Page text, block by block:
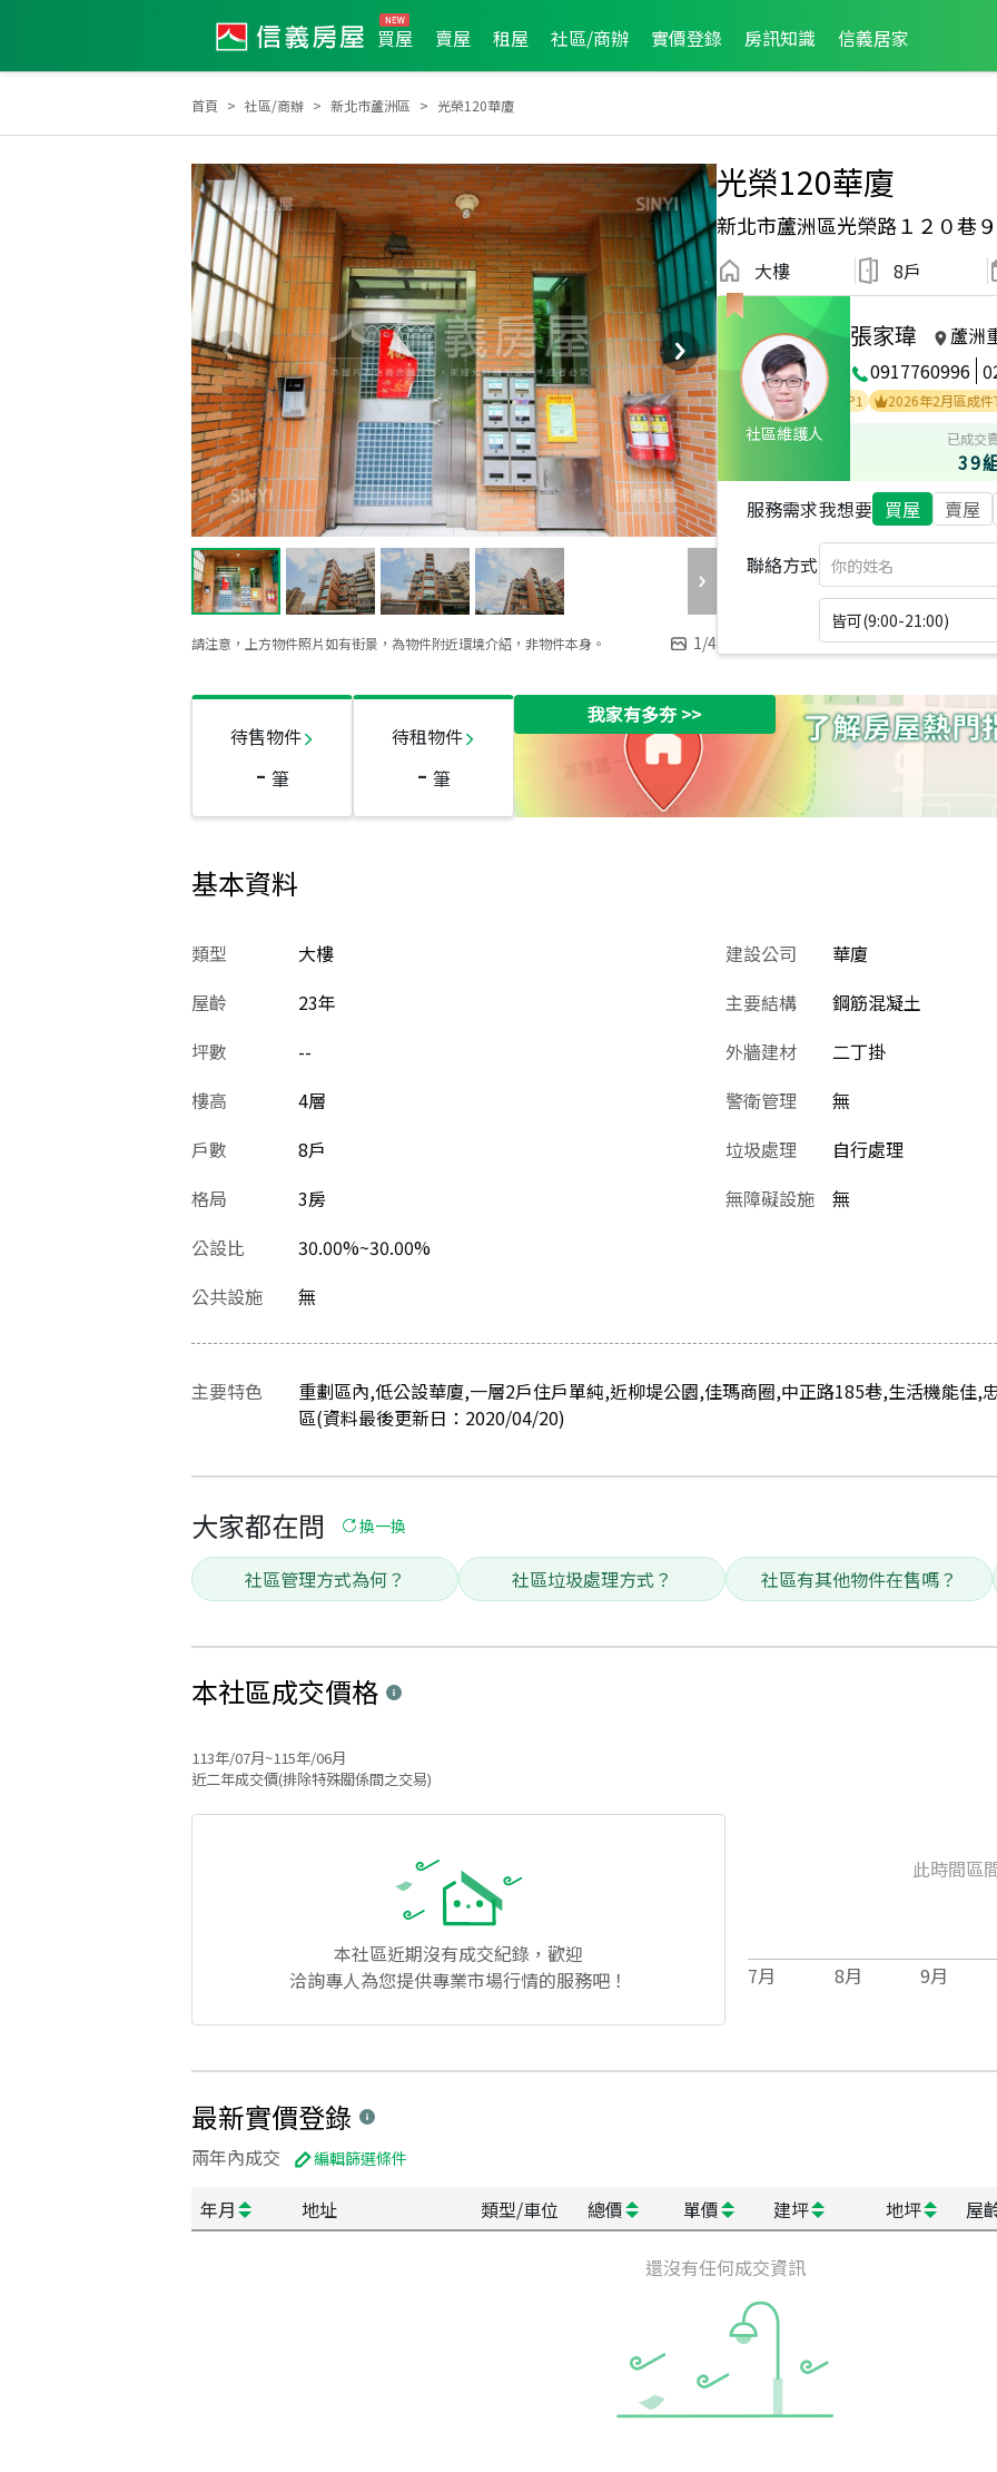
買屋 賣屋 租屋 社區/商辦 實價登錄 房訊知識 信義居家
首頁 社區/商辦 新北市蘆洲區 光榮120華廈
請注意，上方物件照片如有街景，為物件附近環境介紹，非物件本身。 1/4
光榮120華廈
新北市蘆洲區光榮路１２０巷
大樓 8戶
社區維護人
張家瑋
蘆洲
0917760996
2026年1月區業績TOP1 2022年9月區業績TOP3 2022年2月區業績TOP3 2021年7月區業績TOP1
2026年2月區成件TOP2
已成交
39
服務需求我想要 買屋 賣屋
聯絡方式
皆可(9:00-21:00)
待售物件
- 筆
待租物件
- 筆
我家有多夯>>
基本資料
類型
大樓
屋齡
23年
坪數
--
樓高
4層
戶數
8戶
格局
3房
公設比
30.00%~30.00%
建設公司
華廈
主要結構
鋼筋混凝土
外牆建材
二丁掛
警衛管理
無
垃圾處理
自行處理
無障礙設施
無
公共設施 無
主要特色
重劃區內,低公設華廈,一層2戶住戶單純,近柳堤公園,佳瑪商圈,中正路185巷,生活機能佳,
區(資料最後更新日：2020/04/20)
大家都在問 換一換
社區管理方式為何？ 社區垃圾處理方式？ 社區有其他物件在售嗎？
本社區成交價格
113年/07月~115年/06月
近二年成交價(排除特殊關係間之交易)
本社區近期沒有成交紀錄，歡迎
洽詢專人為您提供專業市場行情的服務吧！
此時間區
7月 8月 9月
最新實價登錄
兩年內成交 編輯篩選條件
年月 地址 類型/車位 總價 單價 建坪 地坪 屋
還沒有任何成交資訊